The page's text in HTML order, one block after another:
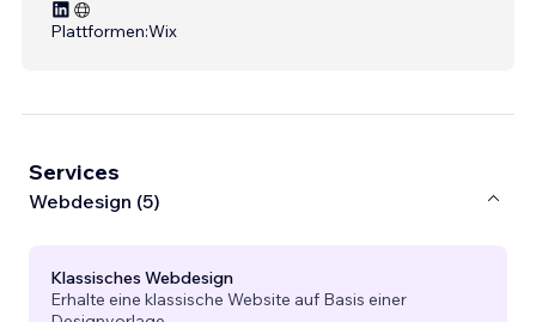
Plattformen:Wix
Services
Webdesign (5)
Klassisches Webdesign
Erhalte eine klassische Website auf Basis einer